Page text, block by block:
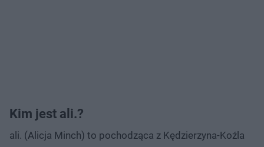
Kim jest ali.?
ali. (Alicja Minch) to pochodząca z Kędzierzyna-Koźla